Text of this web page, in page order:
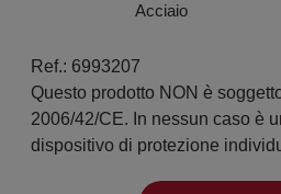
Acciaio
Ref.: 6993207
Questo prodotto NON è
2006/42/CE. In nessun caso è
dispositivo di protezione